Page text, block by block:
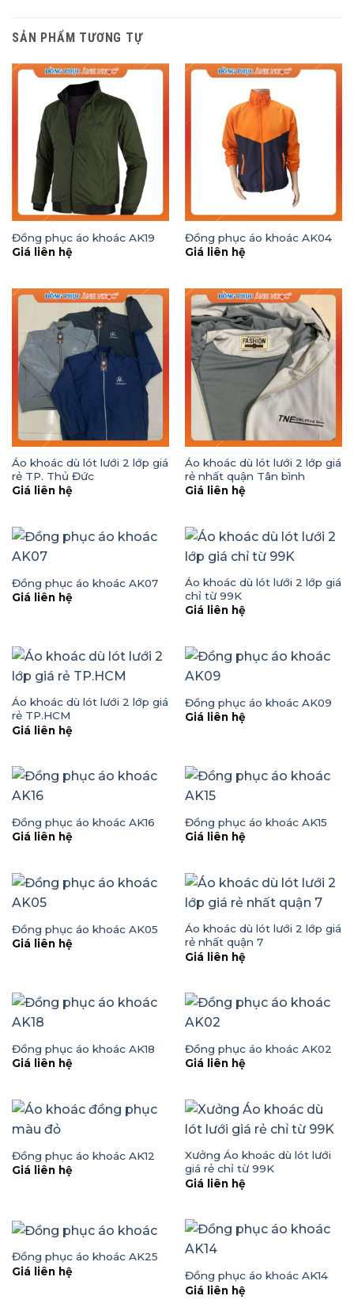
SẢN PHẨM TƯƠNG TỰ
Đồng phục áo khoác AK19
Giá liên hệ
Đồng phục áo khoác AK04
Giá liên hệ
Áo khoác dù lót lưới 2 lớp giá
rẻ TP. Thủ Đức
Giá liên hệ
Áo khoác dù lót lưới 2 lớp giá
rẻ nhất quận Tân bình
Giá liên hệ
Đồng phục áo khoác AK07
Giá liên hệ
Áo khoác dù lót lưới 2 lớp giá
chỉ từ 99K
Giá liên hệ
Áo khoác dù lót lưới 2 lớp giá
rẻ TP.HCM
Giá liên hệ
Đồng phục áo khoác AK09
Giá liên hệ
Đồng phục áo khoác AK16
Giá liên hệ
Đồng phục áo khoác AK15
Giá liên hệ
Đồng phục áo khoác AK05
Giá liên hệ
Áo khoác dù lót lưới 2 lớp giá
rẻ nhất quận 7
Giá liên hệ
Đồng phục áo khoác AK18
Giá liên hệ
Đồng phục áo khoác AK02
Giá liên hệ
Đồng phục áo khoác AK12
Giá liên hệ
Xưởng Áo khoác dù lót lưới
giá rẻ chỉ từ 99K
Giá liên hệ
Đồng phục áo khoác AK25
Giá liên hệ
Đồng phục áo khoác AK14
Giá liên hệ